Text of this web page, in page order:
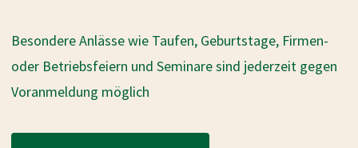
Besondere Anlässe wie Taufen, Geburtstage, Firmen-
oder Betriebsfeiern und Seminare sind jederzeit gegen
Voranmeldung möglich